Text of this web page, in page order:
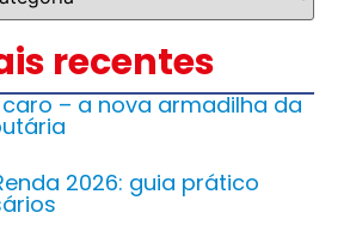
recentes
– a nova armadilha da
2026: guia prático